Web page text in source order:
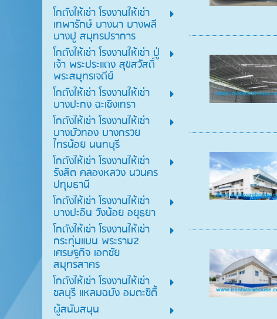
โกดังให้เช่า โรงงานให้เช่า
เทพารักษ์ บางนา บางพลี
บางปู สมุทรปราการ
โกดังให้เช่า โรงงานให้เช่า ปู่
เจ้า พระประแดง สุขสวัสดิ์
พระสมุทรเจดีย์
โกดังให้เช่า โรงงานให้เช่า
บางปะกง ฉะเชิงเทรา
โกดังให้เช่า โรงงานให้เช่า
บางบัวทอง บางกรวย
ไทรน้อย นนทบุรี
โกดังให้เช่า โรงงานให้เช่า
รังสิต คลองหลวง นวนคร
ปทุมธานี
โกดังให้เช่า โรงงานให้เช่า
บางปะอิน วังน้อย อยุธยา
โกดังให้เช่า โรงงานให้เช่า
กระทุ่มแบน พระราม2
เศรษฐกิจ เอกชัย
สมุทรสาคร
โกดังให้เช่า โรงงานให้เช่า
ชลบุรี แหลมฉบัง อมตะซิตี้
ผู้สนับสนุน